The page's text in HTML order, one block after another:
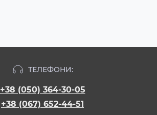
ТЕЛЕФОНИ:
+38 (050) 364-30-05
+38 (067) 652-44-51